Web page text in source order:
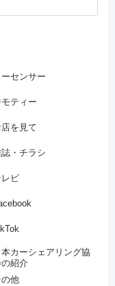
ーセンサー
モティー
店を見て
・チラシ
レビ
本カーシェアリング協
紹介
の他